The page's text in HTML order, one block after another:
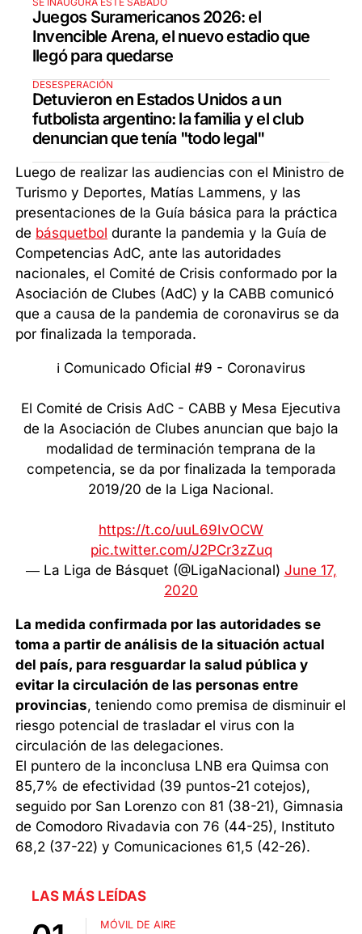
Juegos Suramericanos 2026: el
Invencible Arena, el nuevo estadio que
llegó para quedarse
DESESPERACIÓN
Detuvieron en Estados Unidos a un
futbolista argentino: la familia y el club
denuncian que tenía "todo legal"
Luego de realizar las audiencias con el Ministro de
Turismo y Deportes, Matías Lammens, y las
presentaciones de la Guía básica para la práctica
de básquetbol durante la pandemia y la Guía de
Competencias AdC, ante las autoridades
nacionales, el Comité de Crisis conformado por la
Asociación de Clubes (AdC) y la CABB comunicó
que a causa de la pandemia de coronavirus se da
por finalizada la temporada.
ℹ️ Comunicado Oficial #9 - Coronavirus
El Comité de Crisis AdC - CABB y Mesa Ejecutiva
de la Asociación de Clubes anuncian que bajo la
modalidad de terminación temprana de la
competencia, se da por finalizada la temporada
2019/20 de la Liga Nacional.
https://t.co/uuL69IvOCW
pic.twitter.com/J2PCr3zZuq
— La Liga de Básquet (@LigaNacional) June 17,
2020
La medida confirmada por las autoridades se
toma a partir de análisis de la situación actual
del país, para resguardar la salud pública y
evitar la circulación de las personas entre
provincias, teniendo como premisa de disminuir el
riesgo potencial de trasladar el virus con la
circulación de las delegaciones.
El puntero de la inconclusa LNB era Quimsa con
85,7% de efectividad (39 puntos-21 cotejos),
seguido por San Lorenzo con 81 (38-21), Gimnasia
de Comodoro Rivadavia con 76 (44-25), Instituto
68,2 (37-22) y Comunicaciones 61,5 (42-26).
LAS MÁS LEÍDAS
MÓVIL DE AIRE